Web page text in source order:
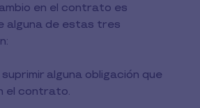
en el contrato es
alguna de estas tres
alguna obligación que
el contrato.